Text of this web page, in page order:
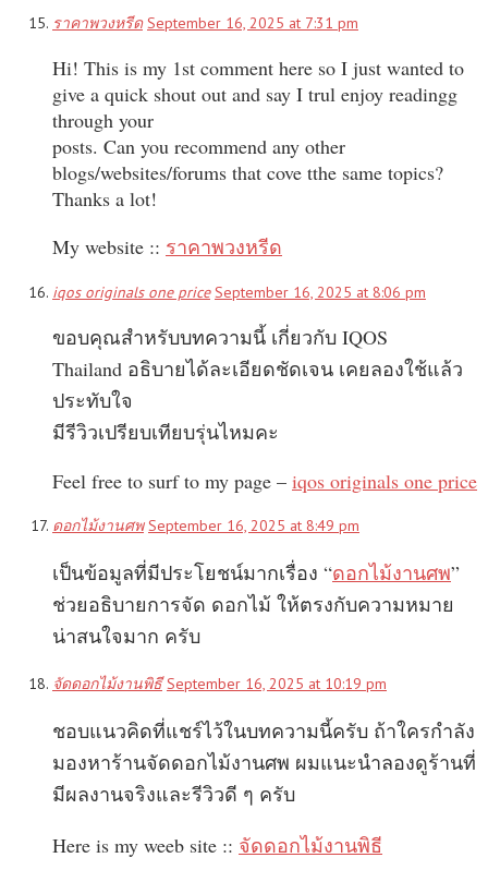
ราคาพวงหรีด September 16, 2025 at 7:31 pm
Hi! This is my 1st comment here so I just wanted to
give a quick shout out and say I trul enjoy readingg
through your
posts. Can you recommend any other
blogs/websites/forums that cove tthe same topics?
Thanks a lot!
My website :: ราคาพวงหรีด
iqos originals one price September 16, 2025 at 8:06 pm
ขอบคุณสำหรับบทความนี้ เกี่ยวกับ IQOS
Thailand อธิบายได้ละเอียดชัดเจน เคยลองใช้แล้ว
ประทับใจ
มีรีวิวเปรียบเทียบรุ่นไหมคะ
Feel free to surf to my page – iqos originals one price
ดอกไม้งานศพ September 16, 2025 at 8:49 pm
เป็นข้อมูลที่มีประโยชน์มากเรื่อง “ดอกไม้งานศพ”
ช่วยอธิบายการจัด ดอกไม้ ให้ตรงกับความหมาย
น่าสนใจมาก ครับ
จัดดอกไม้งานพิธี September 16, 2025 at 10:19 pm
ชอบแนวคิดที่แชร์ไว้ในบทความนี้ครับ ถ้าใครกำลัง
มองหาร้านจัดดอกไม้งานศพ ผมแนะนำลองดูร้านที่
มีผลงานจริงและรีวิวดี ๆ ครับ
Here is my weeb site :: จัดดอกไม้งานพิธี